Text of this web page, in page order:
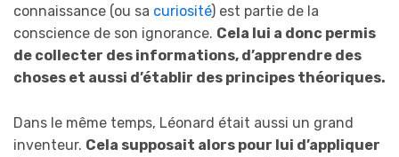
connaissance (ou sa curiosité) est partie de la
conscience de son ignorance. Cela lui a donc permis
de collecter des informations, d’apprendre des
choses et aussi d’établir des principes théoriques.
Dans le même temps, Léonard était aussi un grand
inventeur. Cela supposait alors pour lui d’appliquer